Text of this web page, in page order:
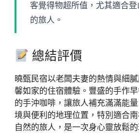
客覺得物超所值，尤其適合
的旅人。
總結評價
曉甄民宿以老闆夫妻的熱情與細
馨如家的住宿體驗。豐盛的手作
的手沖咖啡，讓旅人補充滿滿能
境與便利的地理位置，特別適合
自然的旅人，是一次身心靈放鬆的